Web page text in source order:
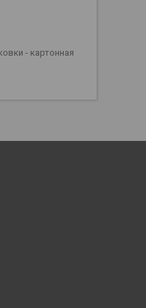
- картонная